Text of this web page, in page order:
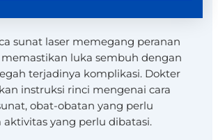
sunat laser memegang peranan
luka sembuh dengan
terjadinya komplikasi. Dokter
instruksi rinci mengenai cara
obat-obatan yang perlu
aktivitas yang perlu dibatasi.